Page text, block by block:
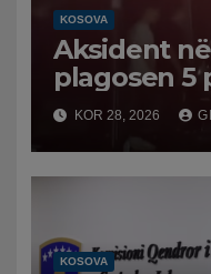
KOSOVA
Aksident
plagosen 5
dhe dy
KOR 28, 2026
KOSOVA